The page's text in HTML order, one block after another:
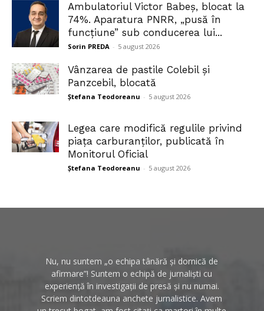
Ambulatoriul Victor Babeș, blocat la
74%. Aparatura PNRR, „pusă în
funcțiune” sub conducerea lui...
Sorin PREDA - 5 august 2026
Vânzarea de pastile Colebil și
Panzcebil, blocată
Ștefana Teodoreanu - 5 august 2026
Legea care modifică regulile privind
piața carburanților, publicată în
Monitorul Oficial
Ștefana Teodoreanu - 5 august 2026
Nu, nu suntem „o echipa tânără și dornică de
afirmare”! Suntem o echipă de jurnaliști cu
experiență în investigații de presă și nu numai.
Scriem dintotdeauna anchete jurnalistice. Avem